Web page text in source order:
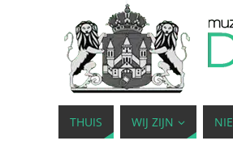
THUIS WIJ ZIJN